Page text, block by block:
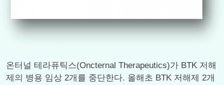
온터널 테라퓨틱스(Oncternal Therapeutics)가 BTK 저해
제의 병용 임상 2개를 중단한다. 올해초 BTK 저해제 2개